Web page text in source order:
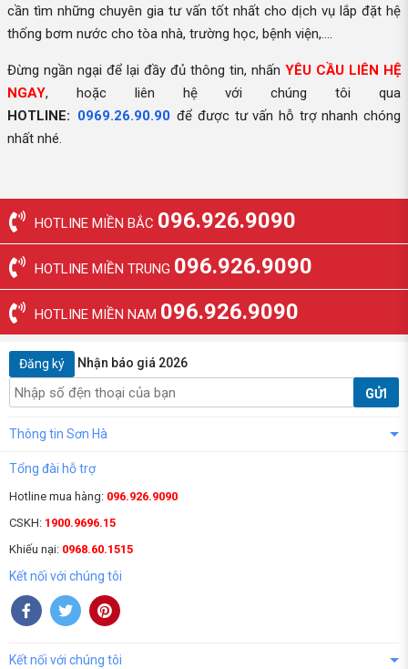
cần tìm những chuyên gia tư vấn tốt nhất cho dịch vụ lắp đặt hệ
thống bơm nước cho tòa nhà, trường học, bệnh viện,....
Đừng ngần ngại để lại đầy đủ thông tin, nhấn YÊU CẦU LIÊN HỆ
NGAY, hoặc liên hệ với chúng tôi qua
HOTLINE: 0969.26.90.90 để được tư vấn hỗ trợ nhanh chóng
nhất nhé.
HOTLINE MIỀN BẮC 096.926.9090
HOTLINE MIỀN TRUNG 096.926.9090
HOTLINE MIỀN NAM 096.926.9090
Đăng ký Nhận báo giá 2026
GỬI
Thông tin Sơn Hà
Tổng đài hỗ trợ
Hotline mua hàng: 096.926.9090
CSKH: 1900.9696.15
Khiếu nại: 0968.60.1515
Kết nối với chúng tôi
Kết nối với chúng tôi